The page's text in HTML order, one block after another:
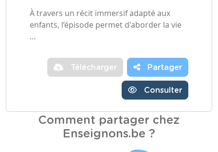
À travers un récit immersif adapté aux
enfants, l’épisode permet d'aborder la vie
…
Télécharger Partager
Consulter
Comment partager chez
Enseignons.be ?